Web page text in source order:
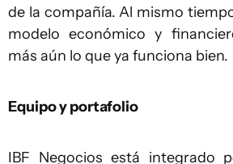
de la compañía. Al mismo
modelo económico y
más aún lo que ya funciona bien.
Equipo y portafolio
IBF Negocios está integrado